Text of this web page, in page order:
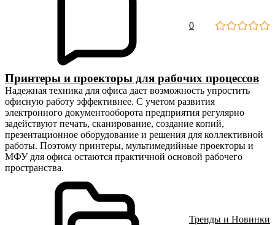
0
Принтеры и проекторы для рабочих процессов
Надежная техника для офиса дает возможность упростить
офисную работу эффективнее. С учетом развития
электронного документооборота предприятия регулярно
задействуют печать, сканирование, создание копий,
презентационное оборудование и решения для коллективной
работы. Поэтому принтеры, мультимедийные проекторы и
МФУ для офиса остаются практичной основой рабочего
пространства.
Тренды и Новинки